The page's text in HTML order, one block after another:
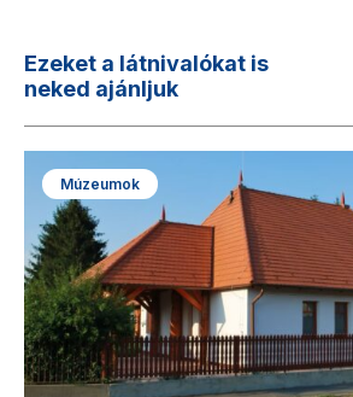
Ezeket a látnivalókat is
neked ajánljuk
Múzeumok